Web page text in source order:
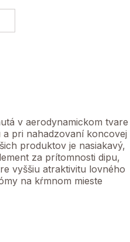
v aerodynamickom tvare
pri nahadzovaní koncovej
produktov je nasiakavý,
za prítomnosti dipu,
vyššiu atraktivitu lovného
na kŕmnom mieste